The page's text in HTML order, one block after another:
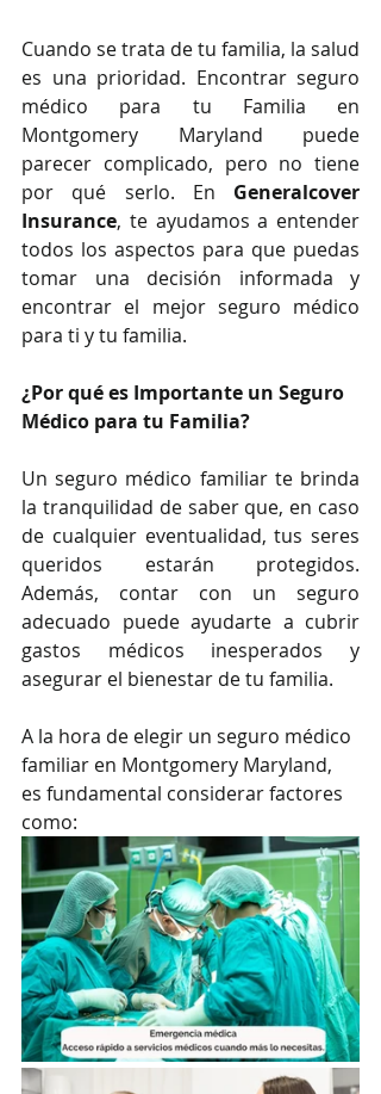
Cuando se trata de tu familia, la salud
es una prioridad. Encontrar seguro
médico para tu Familia en
Montgomery Maryland puede
parecer complicado, pero no tiene
por qué serlo. En Generalcover
Insurance, te ayudamos a entender
todos los aspectos para que puedas
tomar una decisión informada y
encontrar el mejor seguro médico
para ti y tu familia.
¿Por qué es Importante un Seguro
Médico para tu Familia?
Un seguro médico familiar te brinda
la tranquilidad de saber que, en caso
de cualquier eventualidad, tus seres
queridos estarán protegidos.
Además, contar con un seguro
adecuado puede ayudarte a cubrir
gastos médicos inesperados y
asegurar el bienestar de tu familia.
A la hora de elegir un seguro médico
familiar en Montgomery Maryland,
es fundamental considerar factores
como: